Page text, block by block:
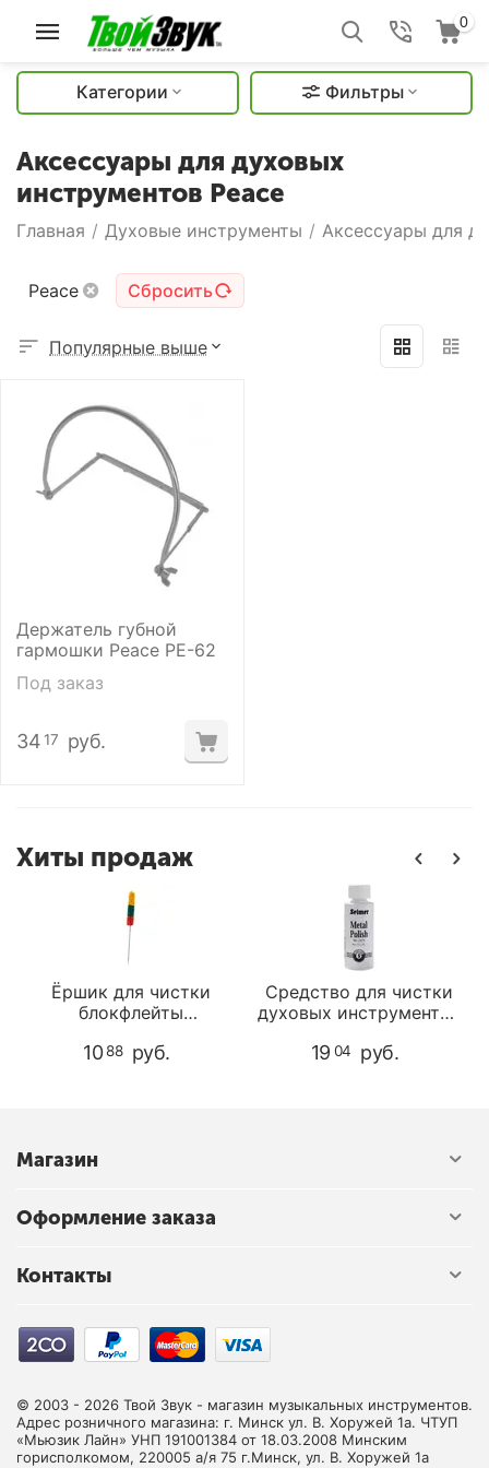
0
Категории Фильтры
Аксессуары для духовых
инструментов Peace
Главная / Духовые инструменты / Аксессуары для
Peace Сбросить
Популярные выше
Держатель губной
гармошки Peace PE-62
Под заказ
3417 руб.
Хиты продаж
Ёршик для чистки
блокфлейты
1088 руб.
Средство для чистки
духовых инструментов
19 04 руб.
Магазин
Оформление заказа
Контакты
© 2003 - 2026 Твой Звук - магазин музыкальных инструментов.
Адрес розничного магазина: г. Минск ул. В. Хоружей 1а. ЧТУП
«Мьюзик Лайн» УНП 191001384 от 18.03.2008 Минским
горисполкомом, 220005 а/я 75 г.Минск, ул. В. Хоружей 1а